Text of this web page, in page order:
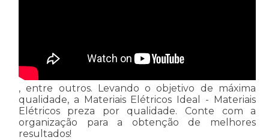
, entre outros. Levando o objetivo de máxima
qualidade, a Materiais Elétricos Ideal - Materiais
Elétricos preza por qualidade. Conte com a
organização para a obtenção de melhores
resultados!